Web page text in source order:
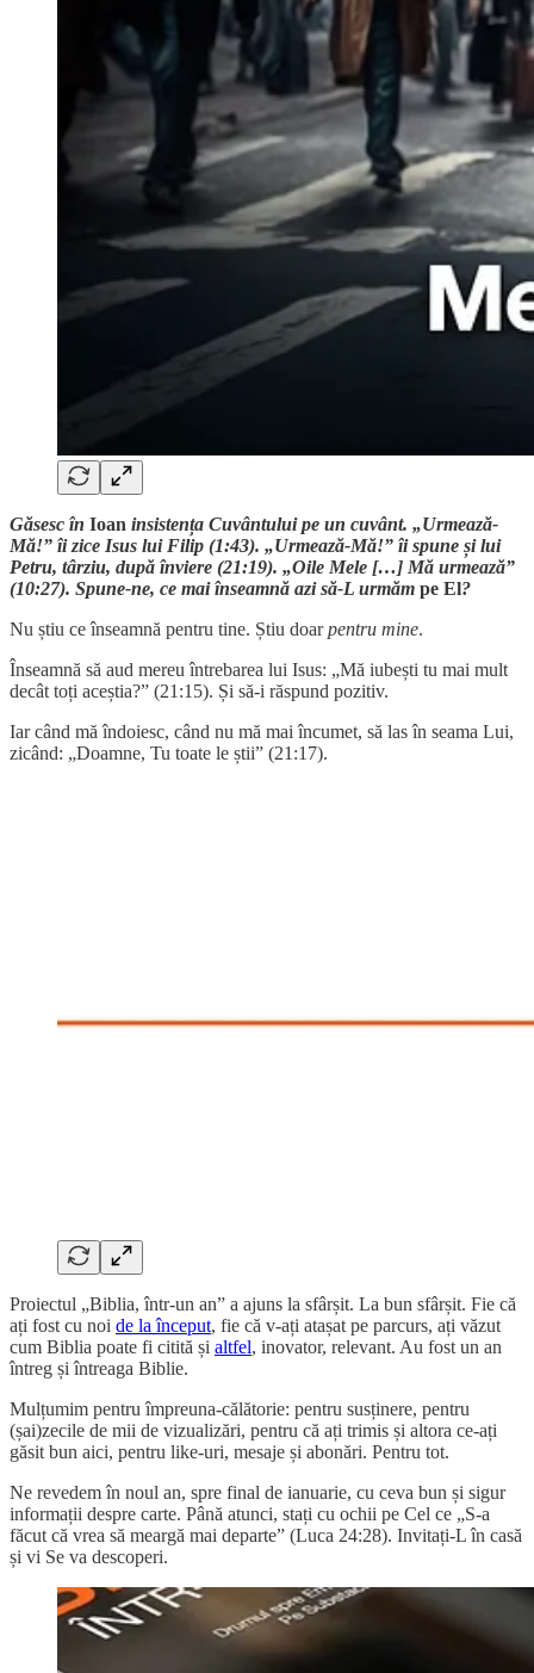
Găsesc în Ioan insistența Cuvântului pe un cuvânt. „Urmează-
Mă!” îi zice Isus lui Filip (1:43). „Urmează-Mă!” îi spune și lui
Petru, târziu, după înviere (21:19). „Oile Mele […] Mă urmează”
(10:27). Spune-ne, ce mai înseamnă azi să-L urmăm pe El?
Nu știu ce înseamnă pentru tine. Știu doarpentru mine.
Înseamnă să aud mereu întrebarea lui Isus: „Mă iubești tu mai mult
decât toți aceștia?” (21:15). Și să-i răspund pozitiv.
Iar când mă îndoiesc, când nu mă mai încumet, să las în seama Lui,
zicând: „Doamne, Tu toate le știi” (21:17).
Proiectul „Biblia, într-un an” a ajuns la sfârșit. La bun sfârșit. Fie că
ați fost cu noi de la început, fie că v-ați atașat pe parcurs, ați văzut
cum Biblia poate fi citită și altfel, inovator, relevant. Au fost un an
întreg și întreaga Biblie.
Mulțumim pentru împreuna-călătorie: pentru susținere, pentru
(șai)zecile de mii de vizualizări, pentru că ați trimis și altora ce-ați
găsit bun aici, pentru like-uri, mesaje și abonări. Pentru tot.
Ne revedem în noul an, spre final de ianuarie, cu ceva bun și sigur
informații despre carte. Până atunci, stați cu ochii pe Cel ce „S-a
făcut că vrea să meargă mai departe” (Luca 24:28). Invitați-L în casă
și vi Se va descoperi.